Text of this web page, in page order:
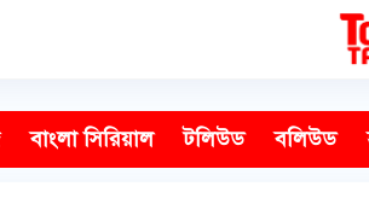
বাংলা সিরিয়াল টলিউড বলিউড